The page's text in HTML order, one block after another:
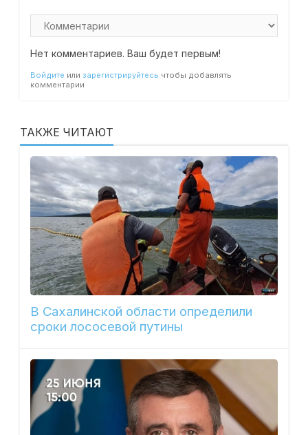
Нет комментариев. Ваш будет первым!
Войдите или зарегистрируйтесь чтобы добавлять
комментарии
ТАКЖЕ ЧИТАЮТ
В Сахалинской области определили
сроки лососевой путины